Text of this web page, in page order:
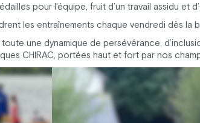
pour l’équipe, fruit d’un travail assidu et
les entraînements chaque vendredi dès la
une dynamique de persévérance,
CHIRAC, portées haut et fort par nos